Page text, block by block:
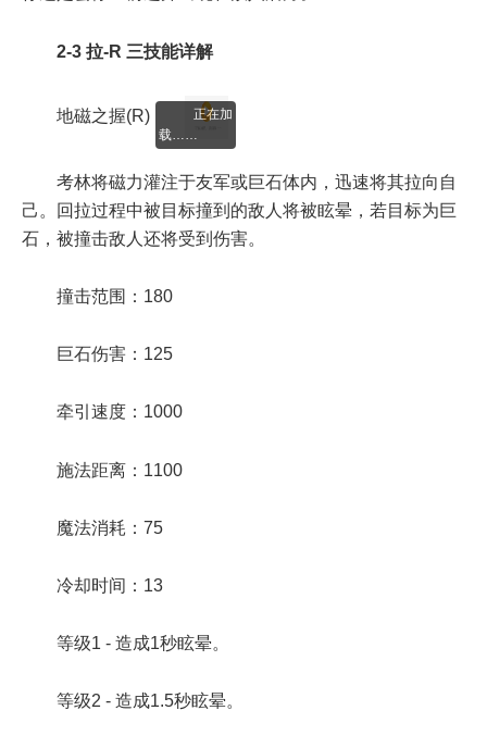
2-3 拉-R 三技能详解
地磁之握(R)
正在加
载……
考林将磁力灌注于友军或巨石体内，迅速将其拉向自
己。回拉过程中被目标撞到的敌人将被眩晕，若目标为巨
石，被撞击敌人还将受到伤害。
撞击范围：180
巨石伤害：125
牵引速度：1000
施法距离：1100
魔法消耗：75
冷却时间：13
等级1 - 造成1秒眩晕。
等级2 - 造成1.5秒眩晕。